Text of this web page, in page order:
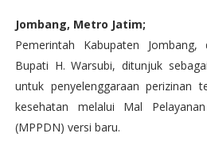
Jombang, Metro Jatim;
Pemerintah Kabupaten
Bupati H. Warsubi, ditunjuk
untuk penyelenggaraan perizinan
kesehatan melalui Mal
(MPPDN) versi baru.